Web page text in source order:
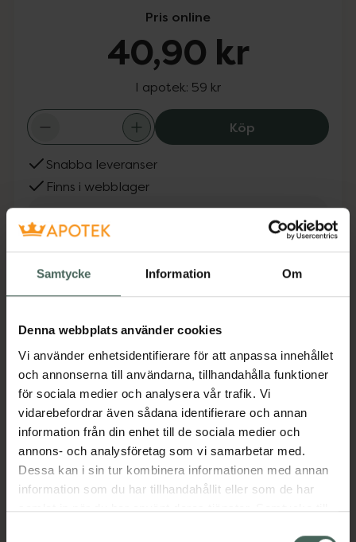
Samtycke Information Om
Denna webbplats använder cookies
Vi använder enhetsidentifierare för att anpassa innehållet
och annonserna till användarna, tillhandahålla funktioner
för sociala medier och analysera vår trafik. Vi
vidarebefordrar även sådana identifierare och annan
information från din enhet till de sociala medier och
annons- och analysföretag som vi samarbetar med.
Dessa kan i sin tur kombinera informationen med annan
information som du har tillhandahållit eller som de har
samlat in när du har använt deras tjänster. Samtycke till
Pris online
40,90 kr
I apotek: 59 kr
KöpMörser
Snabba leveranser
Finns i webblager
Fler produkter från Mörser Solingen
Tånagelklippare med praktisk uppsamlare.
Jämförpris 59 kr/st
EAN:04038658304573
Kategorier:
Fotvård Tillbehör och fotfilar
Omdömen Visa